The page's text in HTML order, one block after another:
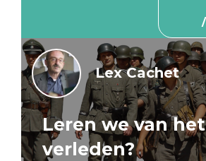
Lex Cachet
Leren we van het
verleden?